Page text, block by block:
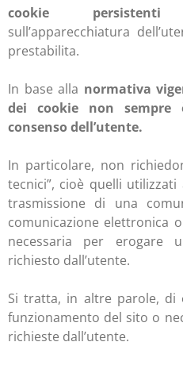
cookie persistenti
sull’apparecchiatura
prestabilita.
In base alla normativa
dei cookie non sempre
consenso dell’utente.
In particolare, non
tecnici”, cioè quelli
trasmissione di una
comunicazione elettronica
necessaria per erogare
richiesto dall’utente.
Si tratta, in altre parole, di
funzionamento del sito o
richieste dall’utente.